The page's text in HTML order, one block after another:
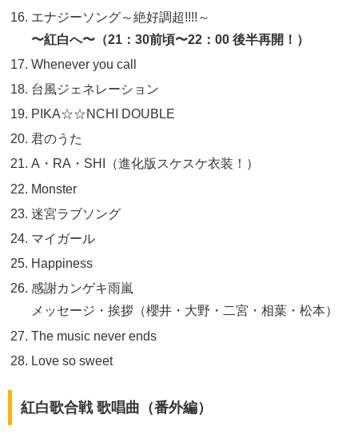
エナジーソング～絶好調超!!!!～
〜紅白へ〜（21：30前頃〜22：00 後半再開！）
Whenever you call
台風ジェネレーション
PIKA☆☆NCHI DOUBLE
君のうた
A・RA・SHI（進化版スケスケ衣装！）
Monster
迷宮ラブソング
マイガール
Happiness
感謝カンゲキ雨嵐
メッセージ・挨拶（櫻井・大野・二宮・相葉・松本）
The music never ends
Love so sweet
紅白歌合戦 歌唱曲（番外編）